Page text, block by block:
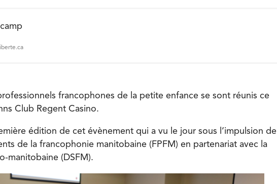
francophones de la petite enfance se sont réunis ce
Club Regent Casino.
édition de cet évènement qui a vu le jour sous l’impulsion de
de la francophonie manitobaine (FPFM) en partenariat avec la
manitobaine (DSFM).